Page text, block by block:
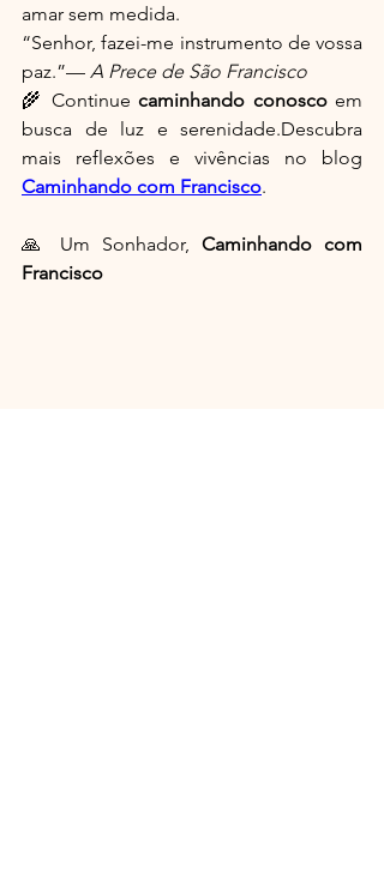
amar sem medida.
“Senhor, fazei-me instrumento de vossa
paz.”— A Prece de São Francisco
🌾 Continue caminhando conosco em
busca de luz e serenidade.Descubra
Caminhando com Francisco.
🙏 Um Sonhador, Caminhando com
Francisco